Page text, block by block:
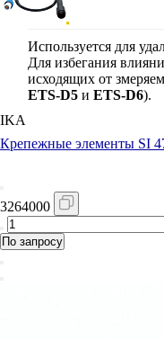
Используется для
Для избегания
исходящих от
ETS-D5 и ETS-D6).
IKA
Крепежные элементы SI
3264000
По запросу